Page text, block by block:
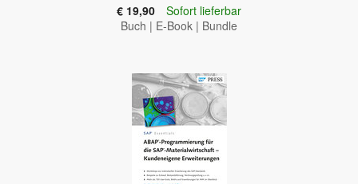
€ 19,90
Sofort lieferbar
Buch | E-Book | Bundle